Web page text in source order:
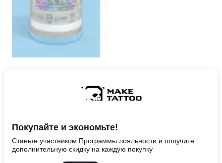
Покупайте и экономьте!
Станьте участником Программы лояльности и получите
дополнительную скидку на каждую покупку